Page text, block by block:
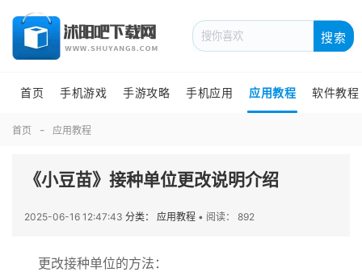
搜索
首页 手机游戏 手游攻略 手机应用 应用教程 软件教程
首页 应用教程
《小豆苗》接种单位更改说明介绍
2025-06-16 12:47:43 分类： 应用教程 • 阅读： 892
更改接种单位的方法：